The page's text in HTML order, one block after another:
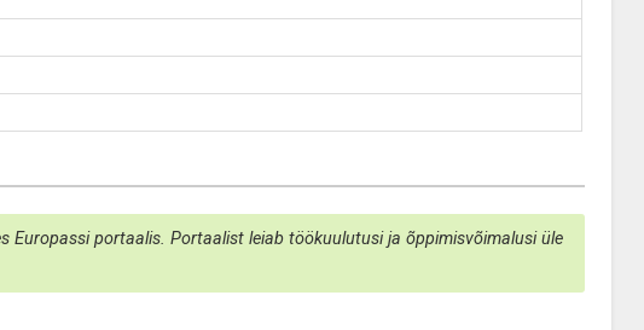
portaalis. Portaalist leiab töökuulutusi ja õppimisvõimalusi üle